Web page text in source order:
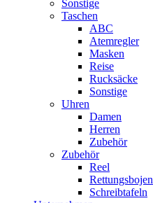
Sonstige
Taschen
ABC
Atemregler
Masken
Reise
Rucksäcke
Sonstige
Uhren
Damen
Herren
Zubehör
Zubehör
Reel
Rettungsbojen
Schreibtafeln